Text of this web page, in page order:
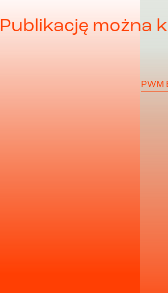
Publikację można
PWM